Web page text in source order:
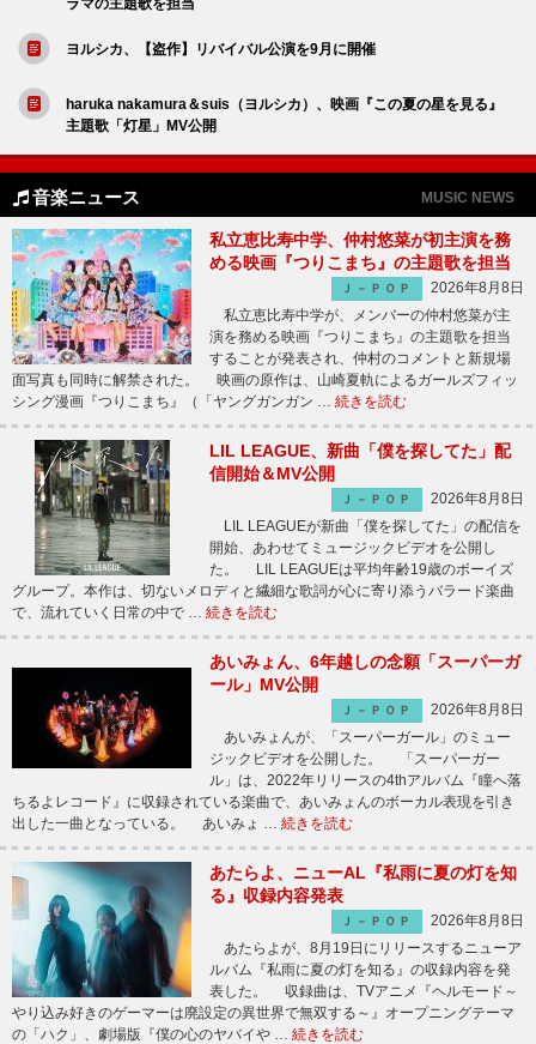
ヨルシカ、【盗作】リバイバル公演を9月に開催
haruka nakamura＆suis（ヨルシカ）、映画『この夏の星を見る』
主題歌「灯星」MV公開
音楽ニュース MUSIC NEWS
私立恵比寿中学、仲村悠菜が初主演を務
める映画『つりこまち』の主題歌を担当
Ｊ－ＰＯＰ
2026年8月8日
私立恵比寿中学が、メンバーの仲村悠菜が主
演を務める映画『つりこまち』の主題歌を担当
することが発表され、仲村のコメントと新規場
面写真も同時に解禁された。 映画の原作は、山崎夏軌によるガールズフィッ
シング漫画『つりこまち』（「ヤングガンガン … 続きを読む
LIL LEAGUE、新曲「僕を探してた」配
信開始＆MV公開
Ｊ－ＰＯＰ
2026年8月8日
LIL LEAGUEが新曲「僕を探してた」の配信を
開始、あわせてミュージックビデオを公開し
た。 LIL LEAGUEは平均年齢19歳のボーイズ
グループ。本作は、切ないメロディと繊細な歌詞が心に寄り添うバラード楽曲
で、流れていく日常の中で … 続きを読む
あいみょん、6年越しの念願「スーパーガ
ール」MV公開
Ｊ－ＰＯＰ
2026年8月8日
あいみょんが、「スーパーガール」のミュー
ジックビデオを公開した。 「スーパーガー
ル」は、2022年リリースの4thアルバム『瞳へ落
ちるよレコード』に収録されている楽曲で、あいみょんのボーカル表現を引き
出した一曲となっている。 あいみょ … 続きを読む
あたらよ、ニューAL『私雨に夏の灯を知
る』収録内容発表
Ｊ－ＰＯＰ
2026年8月8日
あたらよが、8月19日にリリースするニューア
ルバム『私雨に夏の灯を知る』の収録内容を発
表した。 収録曲は、TVアニメ『ヘルモード～
やり込み好きのゲーマーは廃設定の異世界で無双する～』オープニングテーマ
の「ハク」、劇場版『僕の心のヤバイや … 続きを読む